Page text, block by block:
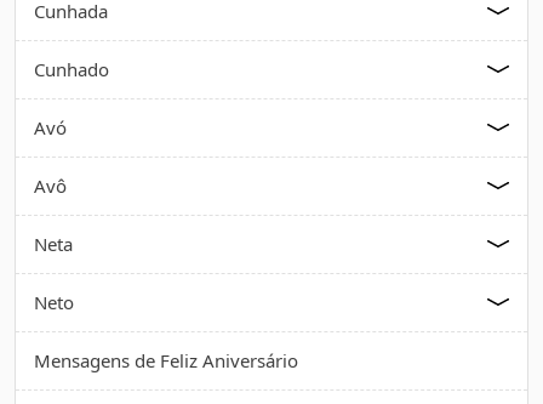
Cunhada
Cunhado
Avó
Avô
Neta
Neto
Mensagens de Feliz Aniversário